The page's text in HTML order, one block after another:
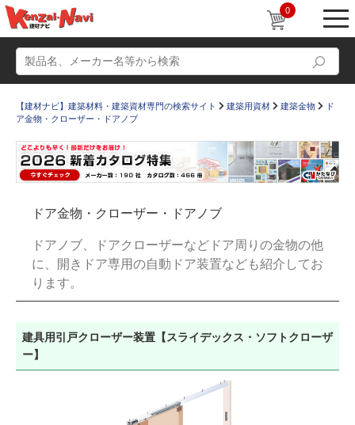
0
すまいリング 設計士インタビュー
Q＆A
【建材ナビ】建築材料・建築資材専門の検索サイト 建築用資材 建築金物
ド
ア金物・クローザー・ドアノブ
ドア金物・クローザー・ドアノブ
ドアノブ、ドアクローザーなどドア周りの金物の他
に、開きドア専用の自動ドア装置なども紹介してお
ります。
建具用引戸クローザー装置【スライデックス・ソフトクローザ
ー】